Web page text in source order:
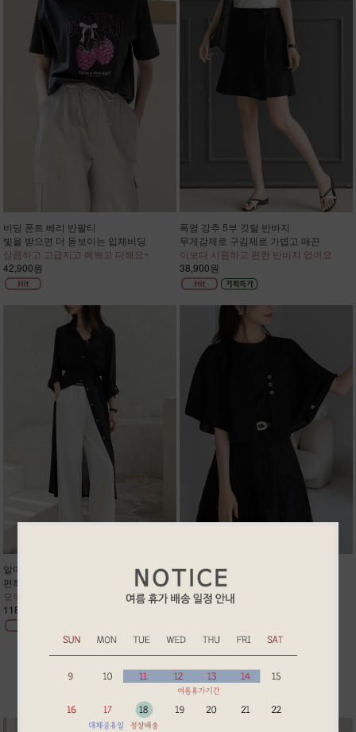
비딩 폰트 베리 반팔티
빛을 받으면 더 돋보이는 입체비딩
상큼하고 고급지고 예쁘고 다해요~
42,900원
폭염 강추 5부 깃털 반바지
무게감제로 구김제로 가볍고 매끈
이보다 시원하고 편한 반바지 없어요
38,900원
알마 썸머 반통핏 슬렉스
편하고 고급스러워 정장룩/데일리룩
모두 강추!! 주문폭주 2차리오더
118,900원
린 썸머 린넨 케이프 가디건
케이프핏 나시 원피스에 찰떡코디
예쁘게 팔뚝살 어깨살 커버 주문폭주
BEST ITEM